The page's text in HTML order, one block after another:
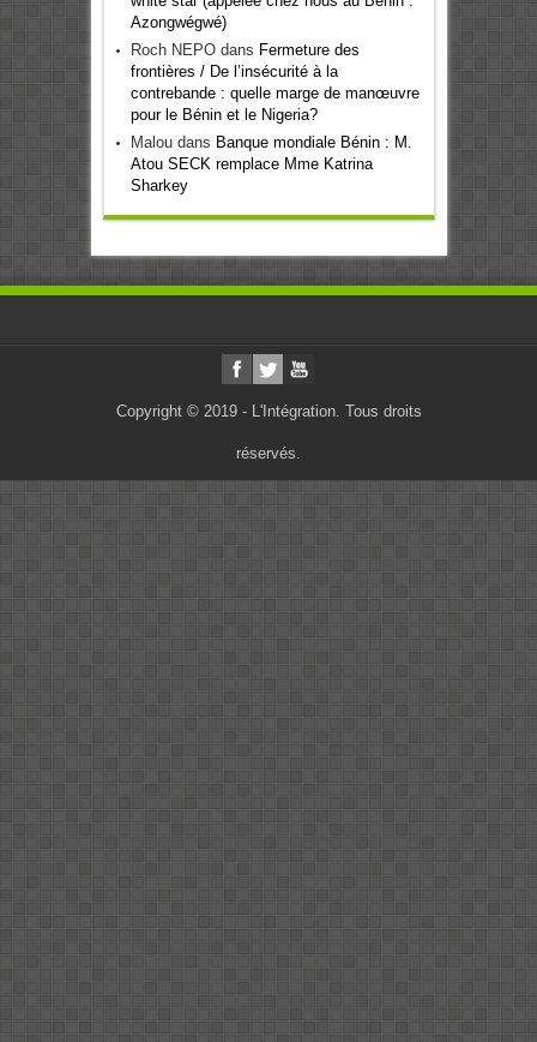
Azongwégwé)
Roch NEPOdans Fermeture des
frontières / De l’insécurité à la
contrebande : quelle marge de manœuvre
pour le Bénin et le Nigeria?
Maloudans Banque mondiale Bénin : M.
Atou SECK remplace Mme Katrina
Sharkey
Copyright © 2019 - L'Intégration. Tous droits
réservés.